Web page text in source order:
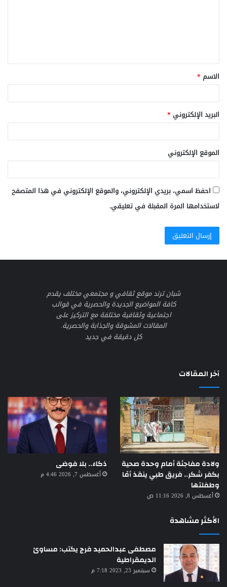
ق
*
الاسم *
البريد الإلكتروني *
الموقع الإلكتروني
احفظ اسمي، بريدي الإلكتروني، والموقع الإلكتروني في هذا المتصفح
لاستخدامها المرة المقبلة في تعليقي.
شبان ترند موقع ثقافي و مجتمعي مختلف يقدم
كافة المواضيع الجديدة والحصرية في قوالب
اجتماعية وثقافية مختلفة مع التركيز على
المقالات المشوقة والجذابة والحصرية.
كل دقيقة في جديد
آخر المقالات
ولادة مفاجئة أمام وحدة صحية
بكفر شكر.. فريق طبي ينقذ أمًا
وطفلتها
أغسطس 8, 2026 11:16 ص
ذكاء.. بلا فوضى
أغسطس 7, 2026 4:46 م
الأكثر مشاهدة
مصطفى عبدالحميد فرج يكتب: مساوئ
الديمقراطية
سبتمبر 23, 2023 7:18 م